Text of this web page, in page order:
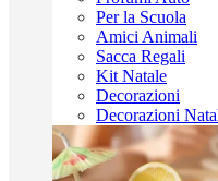
Per la Scuola
Amici Animali
Sacca Regali
Kit Natale
Decorazioni
Decorazioni